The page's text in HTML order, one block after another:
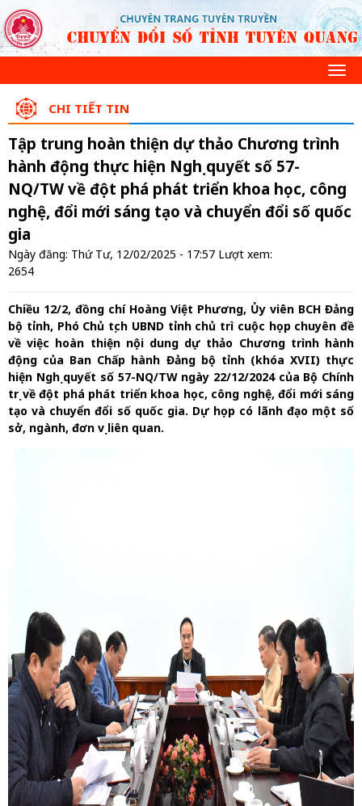
CHI TIẾT TIN
Tập trung hoàn thiện dự thảo Chương trình
hành động thực hiện Nghị quyết số 57-
NQ/TW về đột phá phát triển khoa học, công
nghệ, đổi mới sáng tạo và chuyển đổi số quốc
gia
Ngày đăng: Thứ Tư, 12/02/2025 - 17:57 Lượt xem:
2654
Chiều 12/2, đồng chí Hoàng Việt Phương, Ủy viên BCH Đảng
bộ tỉnh, Phó Chủ tịch UBND tỉnh chủ trì cuộc họp chuyên đề
về việc hoàn thiện nội dung dự thảo Chương trình hành
động của Ban Chấp hành Đảng bộ tỉnh (khóa XVII) thực
hiện Nghị quyết số 57-NQ/TW ngày 22/12/2024 của Bộ Chính
trị về đột phá phát triển khoa học, công nghệ, đổi mới sáng
tạo và chuyển đổi số quốc gia. Dự họp có lãnh đạo một số
sở, ngành, đơn vị liên quan.